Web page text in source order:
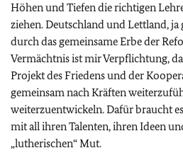
Höhen und Tiefen die richtigen
ziehen. Deutschland und Lettland, ja
durch das gemeinsame Erbe der
Vermächtnis ist mir Verpflichtung,
Projekt des Friedens und der
gemeinsam nach Kräften
weiterzuentwickeln. Dafür braucht
mit all ihren Talenten, ihren Ideen
„lutherischen“ Mut.